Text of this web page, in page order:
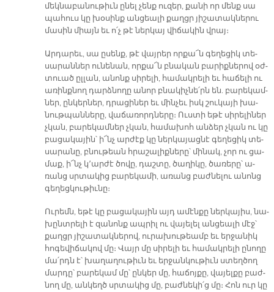
մեկ­նա­բա­նու­թիւն ը­նել չենք ու­զեր, քա­նի որ մենք սա
պա­հուս կը խօ­սինք ան­ցեա­լի քաղցր յի­շա­տակ­նե­րու
մա­սին միայն եւ ո՛չ թէ ներ­կայ վի­ճա­կին վրայ։
Ար­դա­րեւ, սա ը­սենք, թէ վայ­րեր որ­քա՜ն գե­ղե­ցիկ տե­
սա­րան­ներ ու­նե­նան, որ­քա՜ն բնա­կան բա­րիք­նե­րով օժ­
տուած ըլ­լան, ա­նոնք սի­րե­լի, հա­մակ­րե­լի եւ հա­ճե­լի ու
ա­ռինք­նող դարձ­նո­ղը ա­նոր բնա­կիչ­նե՛րն են. բա­րե­կամ­
ներ, ըն­կեր­ներ, դրա­ցի­ներ եւ մին­չեւ իսկ շու­կա­յի խա­
նութ­պան­նե­րը, վա­ճա­ռորդ­նե­րը։ Ուս­տի ե­թէ սի­րե­լի­ներ
չկան, բա­րե­կամ­ներ չկան, հա­մա­խոհ ան­ձեր չկան ու կը
բա­ցա­կա­յին՝ ի՜նչ ար­ժէք կը ներ­կա­յաց­նէ գե­ղե­ցիկ տե­
սա­րա­նը, բնու­թեան հրա­շա­լիք­նե­րը՝ մի­նակ, չոր ու ցա­
մաք, ի՜նչ կ՚ար­ժէ ծո­վը, դաշ­տը, ծա­ղի­կը, ծա­ռե­րը՝ ա­
ռանց սրտա­կից բա­րե­կա­մի, ա­ռանց բաժ­նե­լու ա­նոնց
գե­ղեց­կու­թիւ­նը։
Ու­րեմն, ե­թէ կը բա­ցա­կա­յին այդ ա­մէն­քը ներ­կա­յիս, նա­
խընտ­րե­լի է զա­նոնք ապ­րիլ ու վա­յե­լել ան­ցեա­լի մէջ՝
քաղցր յի­շա­տակ­նե­րով, ու­րա­խու­թեամբ եւ եր­ջա­նիկ
հո­գե­վի­ճա­կով մը։ Վայր մը սի­րե­լի եւ հա­մակ­րե­լի ը­նո­ղը
մա՛րդն է՝ խա­ղա­ղու­թիւն եւ եր­ջան­կու­թիւն ստեղ­ծող
մար­դը՝ բա­րե­կամ մը՝ ըն­կեր մը, հա­ճոյ­քը, վա­յել­քը բաժ­
նող մը, ան­կեղծ սրտա­կից մը, բաժ­նե­կի՛ց մը։ Հոն ուր կը